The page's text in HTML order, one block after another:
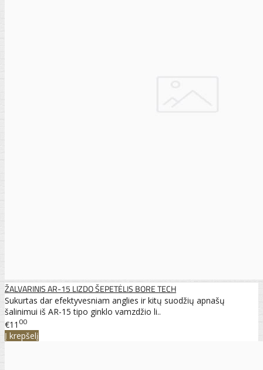
ŽALVARINIS AR-15 LIZDO ŠEPETĖLIS BORE TECH
Sukurtas dar efektyvesniam anglies ir kitų suodžių apnašų
šalinimui iš AR-15 tipo ginklo vamzdžio li..
€11 00
Į krepšelį